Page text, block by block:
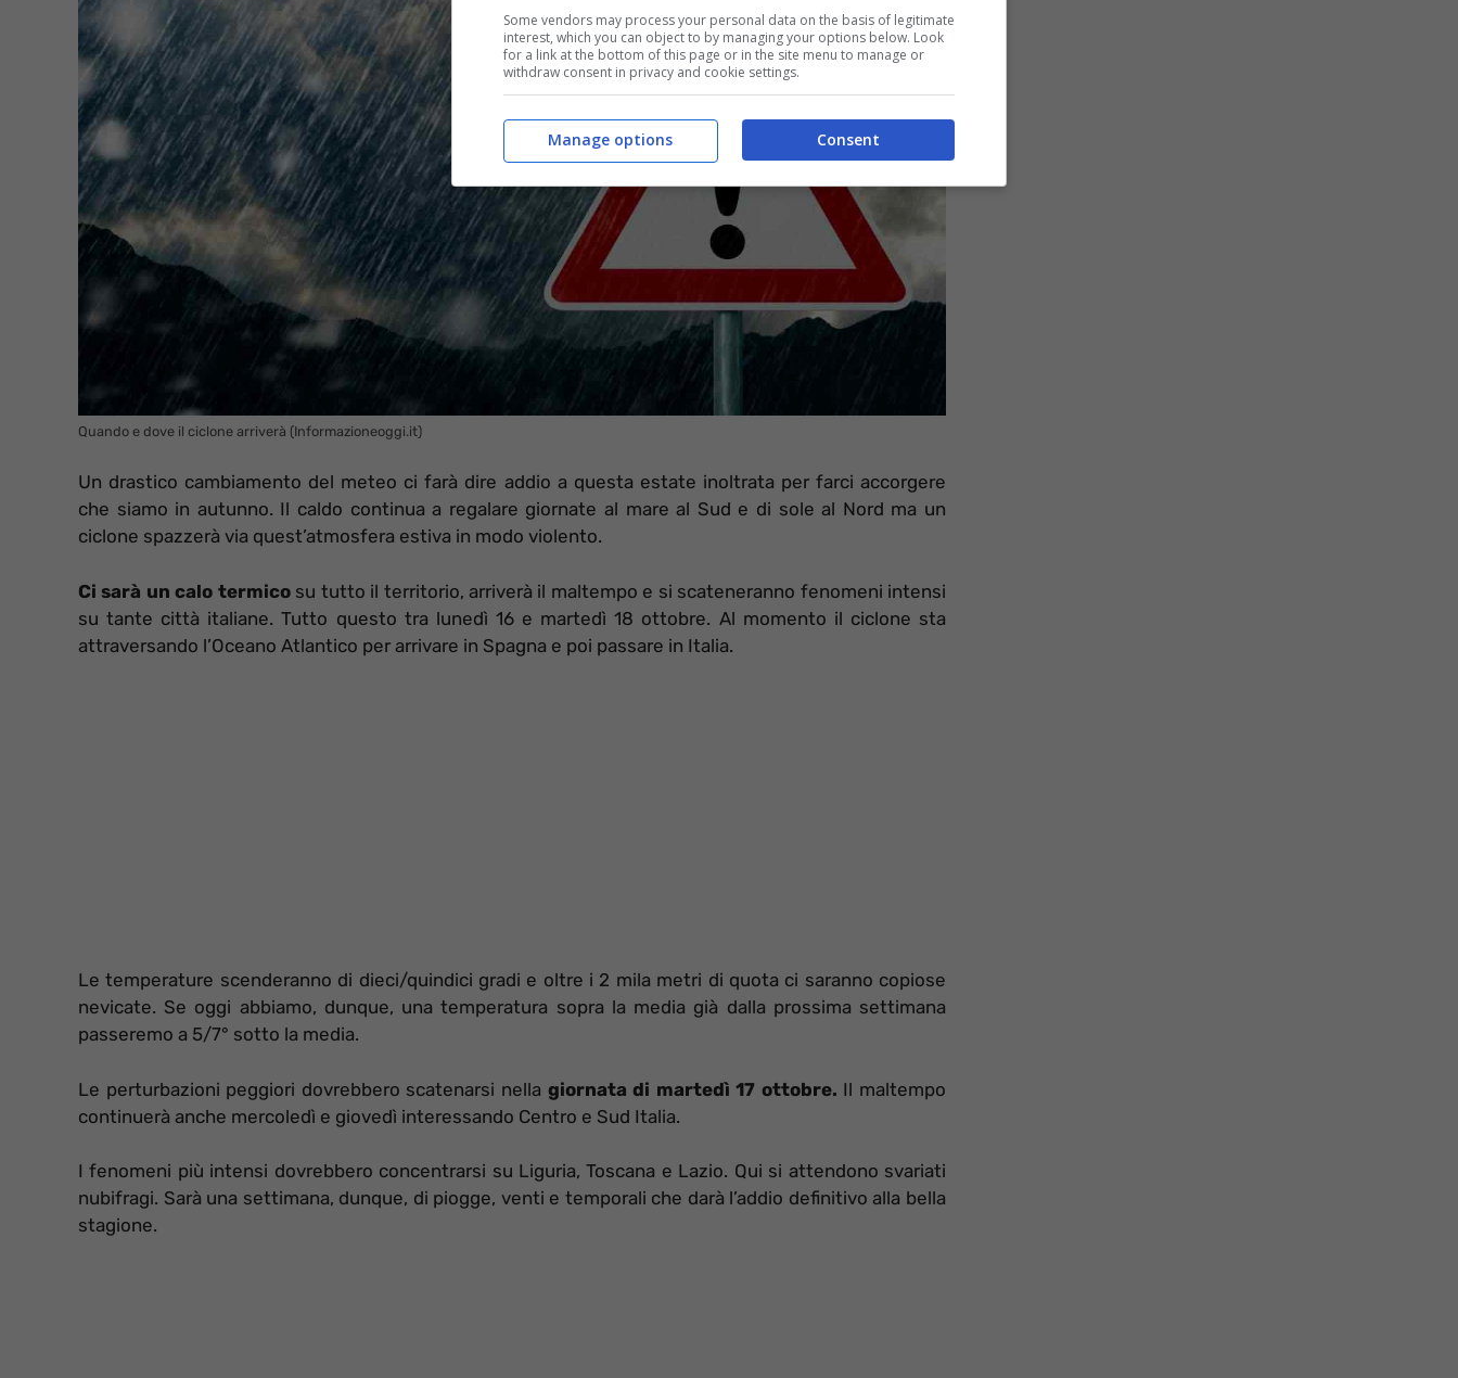
Quando e dove il ciclone arriverà (Informazioneoggi.it)
Un drastico cambiamento del meteo ci farà dire addio a questa estate inoltrata per farci accorgere
che siamo in autunno. Il caldo continua a regalare giornate al mare al Sud e di sole al Nord ma un
ciclone spazzerà via quest’atmosfera estiva in modo violento.
Ci sarà un calo termicosu tutto il territorio, arriverà il maltempo e si scateneranno fenomeni intensi
su tante città italiane. Tutto questo tra lunedì 16 e martedì 18 ottobre. Al momento il ciclone sta
attraversando l’Oceano Atlantico per arrivare in Spagna e poi passare in Italia.
Le temperature scenderanno di dieci/quindici gradi e oltre i 2 mila metri di quota ci saranno copiose
nevicate. Se oggi abbiamo, dunque, una temperatura sopra la media già dalla prossima settimana
passeremo a 5/7° sotto la media.
Le perturbazioni peggiori dovrebbero scatenarsi nella giornata di martedì 17 ottobre. Il maltempo
continuerà anche mercoledì e giovedì interessando Centro e Sud Italia.
I fenomeni più intensi dovrebbero concentrarsi su Liguria, Toscana e Lazio. Qui si attendono svariati
nubifragi. Sarà una settimana, dunque, di piogge, venti e temporali che darà l’addio definitivo alla bella
stagione.
Some vendors may process your personal data on the basis of legitimate
interest, which you can object to by managing your options below. Look
for a link at the bottom of this page or in the site menu to manage or
withdraw consent in privacy and cookie settings.
Consent
Manage options